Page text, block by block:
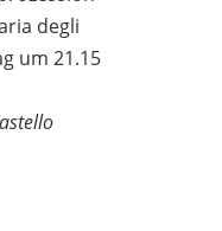
degli
um 21.15